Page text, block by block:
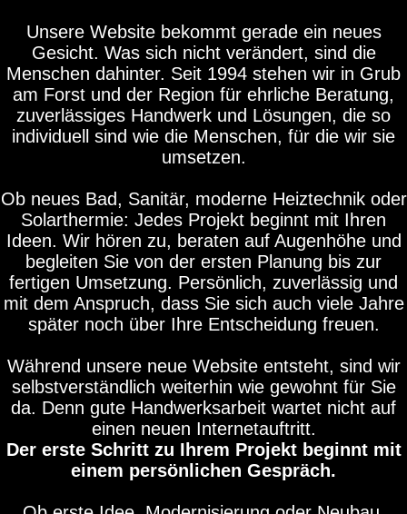
Unsere Website bekommt gerade ein neues
Gesicht. Was sich nicht verändert, sind die
Menschen dahinter. Seit 1994 stehen wir in Grub
am Forst und der Region für ehrliche Beratung,
zuverlässiges Handwerk und Lösungen, die so
individuell sind wie die Menschen, für die wir sie
umsetzen.
Ob neues Bad, Sanitär, moderne Heiztechnik oder
Solarthermie: Jedes Projekt beginnt mit Ihren
Ideen. Wir hören zu, beraten auf Augenhöhe und
begleiten Sie von der ersten Planung bis zur
fertigen Umsetzung. Persönlich, zuverlässig und
mit dem Anspruch, dass Sie sich auch viele Jahre
später noch über Ihre Entscheidung freuen.
Während unsere neue Website entsteht, sind wir
selbstverständlich weiterhin wie gewohnt für Sie
da. Denn gute Handwerksarbeit wartet nicht auf
einen neuen Internetauftritt.
Der erste Schritt zu Ihrem Projekt beginnt mit
einem persönlichen Gespräch.